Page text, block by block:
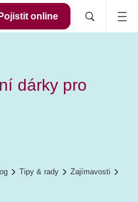
Pojistit online
dárky pro
Tipy & rady
Zajímavosti